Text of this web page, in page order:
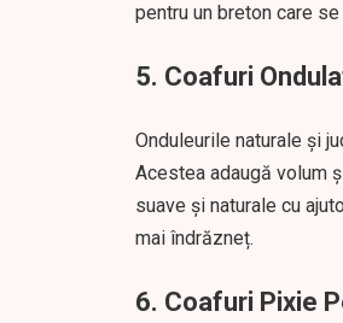
pentru un breton care
5. Coafuri
Onduleurile naturale și
Acestea adaugă volum
suave și naturale cu
mai îndrăzneț.
6. Coafuri Pixie